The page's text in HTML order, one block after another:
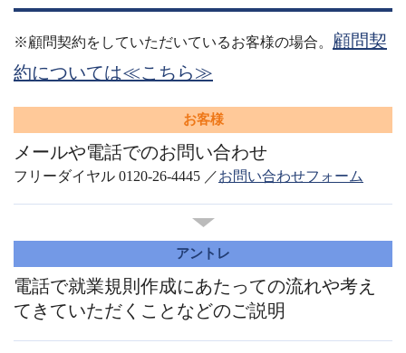
※顧問契約をしていただいているお客様の場合。 顧問契
約については≪こちら≫
お客様
メールや電話でのお問い合わせ
フリーダイヤル 0120-26-4445 ／お問い合わせフォーム
アントレ
電話で就業規則作成にあたっての流れや考え
てきていただくことなどのご説明